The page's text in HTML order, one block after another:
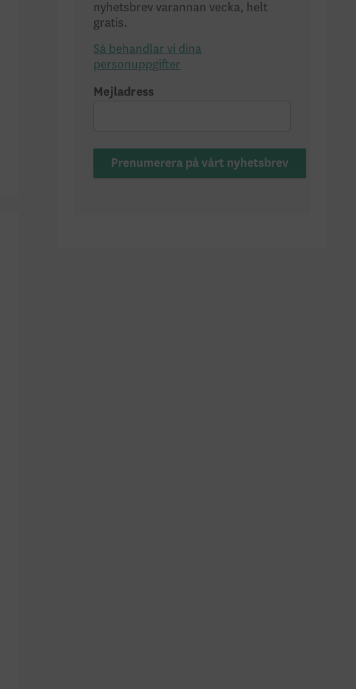
nyhetsbrev varannan vecka, helt
gratis.
Så behandlar vi dina
personuppgifter
Mejladress
Prenumerera på vårt nyhetsbrev